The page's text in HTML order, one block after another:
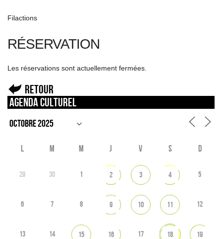
Filactions
RÉSERVATION
Les réservations sont actuellement fermées.
Retour
Agenda culturel
L M M J V S D
29 30 1 2 3 4 5
6 7 8 9 10 11 12
13 14 15 16 17 18 19